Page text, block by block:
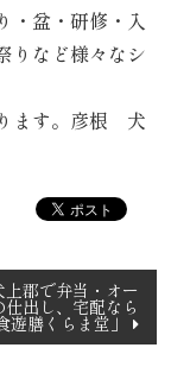
・盆・研修・入
りなど様々なシ
ます。彦根 犬
上郡で弁当・オー
仕出し、宅配なら
遊膳くらま堂」